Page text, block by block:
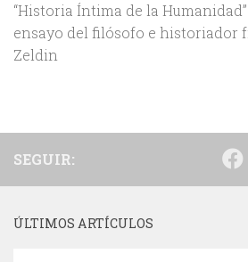
“Historia Íntima de la
ensayo del filósofo e historiador
Zeldin
SEGUIR:
ÚLTIMOS ARTÍCULOS